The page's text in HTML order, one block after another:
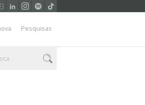
Pesquisas